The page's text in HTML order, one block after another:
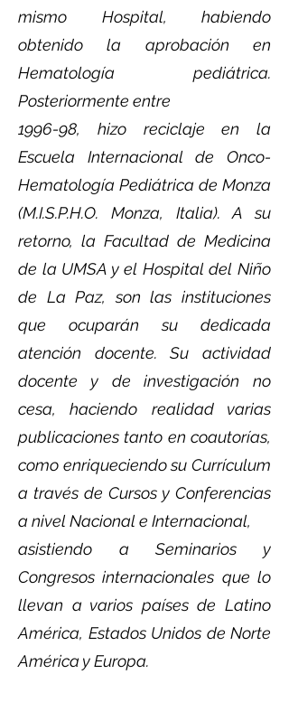
mismo Hospital, habiendo
obtenido la aprobación en
Hematología pediátrica.
Posteriormente entre
1996-98, hizo reciclaje en la
Escuela Internacional de Onco-
Hematología Pediátrica de Monza
(M.I.S.P.H.O. Monza, Italia). A su
retorno, la Facultad de Medicina
de la UMSA y el Hospital del Niño
de La Paz, son las instituciones
que ocuparán su dedicada
atención docente. Su actividad
docente y de investigación no
cesa, haciendo realidad varias
publicaciones tanto en coautorías,
como enriqueciendo su Currículum
a través de Cursos y Conferencias
a nivel Nacional e Internacional,
asistiendo a Seminarios y
Congresos internacionales que lo
llevan a varios países de Latino
América, Estados Unidos de Norte
América y Europa.